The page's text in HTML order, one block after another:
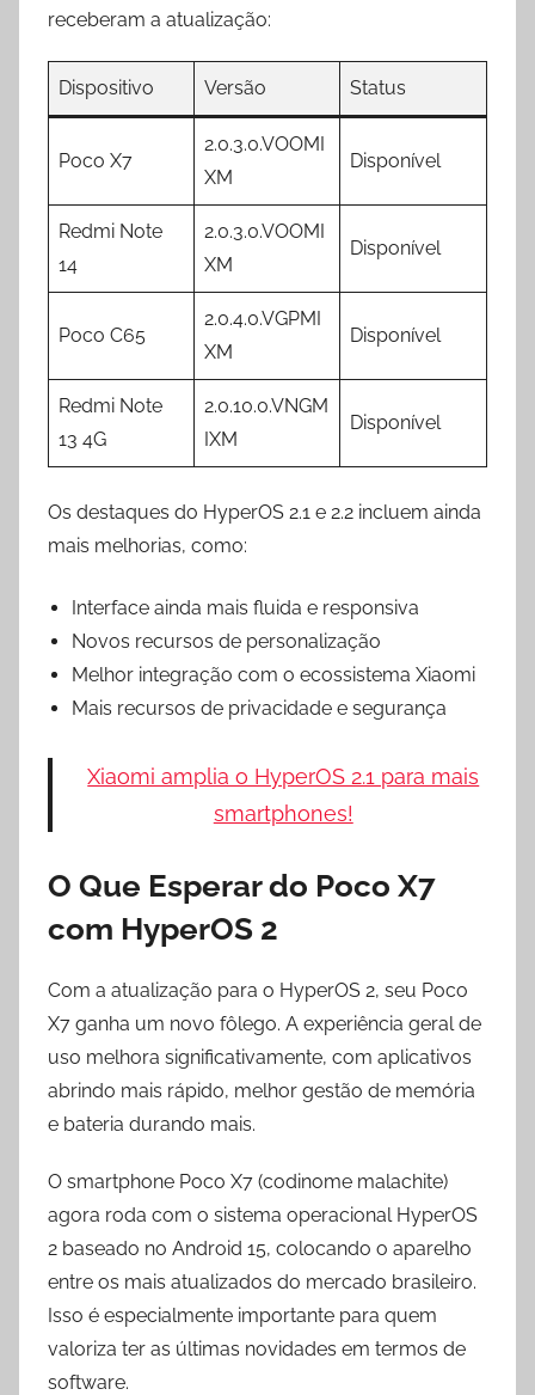
receberam a atualização:
Dispositivo Versão Status
Poco X7
2.0.3.0.VOOMI
XM
Disponível
Redmi Note
14
2.0.3.0.VOOMI
XM
Disponível
Poco C65
2.0.4.0.VGPMI
XM
Disponível
Redmi Note
13 4G
2.0.10.0.VNGM
IXM
Disponível
Os destaques do HyperOS 2.1 e 2.2 incluem ainda
mais melhorias, como:
Interface ainda mais fluida e responsiva
Novos recursos de personalização
Melhor integração com o ecossistema Xiaomi
Mais recursos de privacidade e segurança
Xiaomi amplia o HyperOS 2.1 para mais
smartphones!
O Que Esperar do Poco X7
com HyperOS 2
Com a atualização para o HyperOS 2, seu Poco
X7 ganha um novo fôlego. A experiência geral de
uso melhora significativamente, com aplicativos
abrindo mais rápido, melhor gestão de memória
e bateria durando mais.
O smartphone Poco X7 (codinome malachite)
agora roda com o sistema operacional HyperOS
2 baseado no Android 15, colocando o aparelho
entre os mais atualizados do mercado brasileiro.
Isso é especialmente importante para quem
valoriza ter as últimas novidades em termos de
software.